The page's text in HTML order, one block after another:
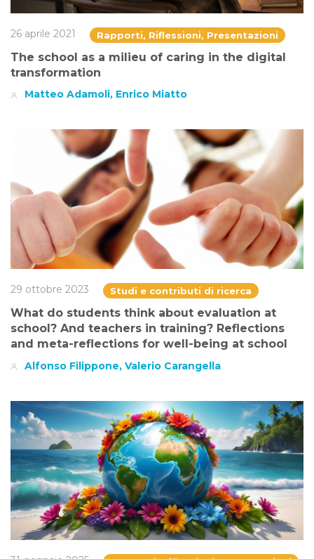
26 aprile 2021 Rapporti, Riflessioni, Presentazioni
The school as a milieu of caring in the digital
transformation
Matteo Adamoli, Enrico Miatto
29 ottobre 2023 Studi e contributi di ricerca
What do students think about evaluation at
school? And teachers in training? Reflections
and meta-reflections for well-being at school
Alfonso Filippone, Valerio Carangella